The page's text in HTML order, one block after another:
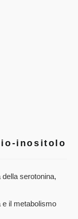
inositolo
della serotonina,
e il metabolismo